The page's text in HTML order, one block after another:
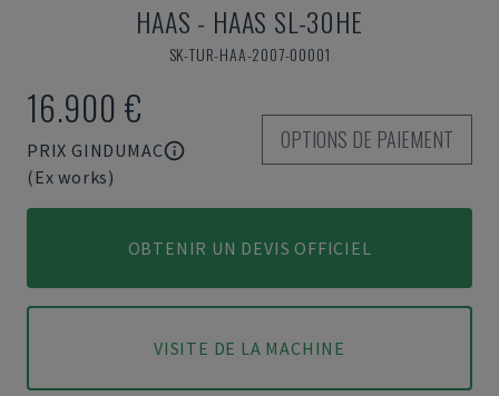
HAAS - HAAS SL-30HE
SK-TUR-HAA-2007-00001
16.900 €
PRIX GINDUMAC
(Ex works)
OPTIONS DE PAIEMENT
OBTENIR UN DEVIS OFFICIEL
VISITE DE LA MACHINE